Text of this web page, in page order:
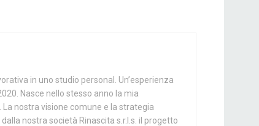
in uno studio personal. Un’esperienza
Nasce nello stesso anno la mia
nostra visione comune e la strategia
nostra società Rinascita s.r.l.s. il progetto